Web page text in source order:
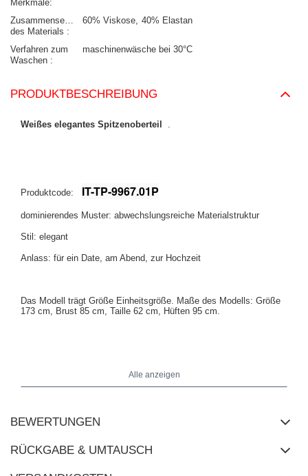
Merkmale
Zusammensetzung
des Materials
60% Viskose 40% Elastan
Verfahren zum
Waschen
maschinenwäsche bei 30°C
PRODUKTBESCHREIBUNG
Weißes elegantes Spitzenoberteil
Produktcode: IT-TP-9967.01P
dominierendes Muster: abwechslungsreiche Materialstruktur
Stil: elegant
Anlass: für ein Date, am Abend, zur Hochzeit
Das Modell trägt Größe Einheitsgröße. Maße des Modells: Größe
173 cm, Brust 85 cm, Taille 62 cm, Hüften 95 cm.
der Taille - 34 cm, Breite in den Hüften - 42 cm, Gesamtlänge - 69
cm.
Alle anzeigen
BEWERTUNGEN
RÜCKGABE & UMTAUSCH